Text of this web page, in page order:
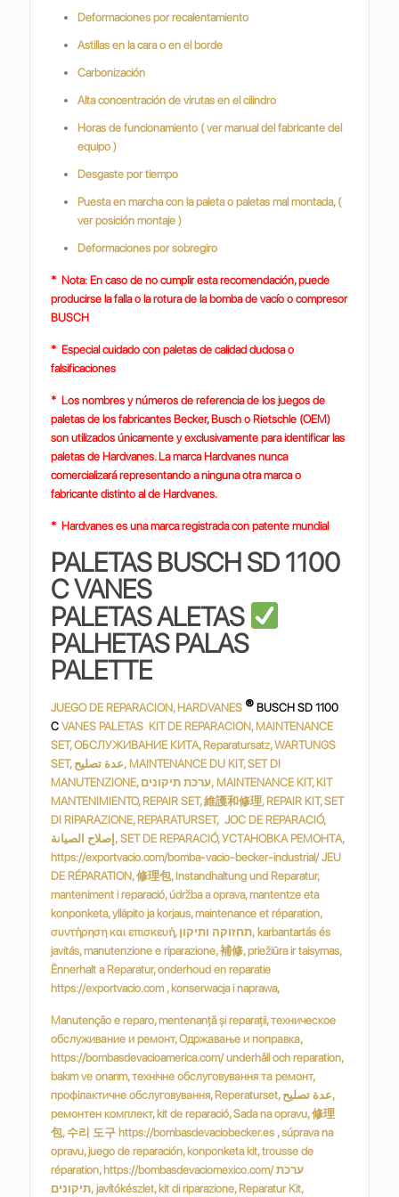
Deformaciones por recalentamiento
Astillas en la cara o en el borde
Carbonización
Alta concentración de virutas en el cilindro
Horas de funcionamiento ( ver manual del fabricante del
equipo )
Desgaste por tiempo
Puesta en marcha con la paleta o paletas mal montada, (
ver posición montaje )
Deformaciones por sobregiro
* Nota: En caso de no cumplir esta recomendación, puede
producirse la falla o la rotura de la bomba de vacío o compresor
BUSCH
* Especial cuidado con paletas de calidad dudosa o
falsificaciones
* Los nombres y números de referencia de los juegos de
paletas de los fabricantes Becker, Busch o Rietschle (OEM)
son utilizados únicamente y exclusivamente para identificar las
paletas de Hardvanes. La marca Hardvanes nunca
comercializará representando a ninguna otra marca o
fabricante distinto al de Hardvanes.
* Hardvanes es una marca registrada con patente mundial
PALETAS BUSCH SD 1100
CVANES
PALETAS ALETAS
PALHETAS PALAS
PALETTE
JUEGO DE REPARACION, HARDVANES ® BUSCH SD 1100
C VANES PALETAS KIT DE REPARACION, MAINTENANCE
SET, ОБСЛУЖИВАНИЕ КИТА, Reparatursatz, WARTUNGS
SET, عدة تصليح, MAINTENANCE DU KIT, SET DI
MANUTENZIONE, ערכת תיקונים, MAINTENANCE KIT, KIT
MANTENIMIENTO, REPAIR SET, 維護和修理, REPAIR KIT, SET
DI RIPARAZIONE, REPARATURSET, JOC DE REPARACIÓ,
إصلاح الصيانة, SET DE REPARACIÓ, УСТАНОВКА РЕМОНТА,
https://exportvacio.com/bomba-vacio-becker-industrial/ JEU
DE RÉPARATION, 修理包, Instandhaltung und Reparatur,
manteniment i reparació, údržba a oprava, mantentze eta
konponketa, ylläpito ja korjaus, maintenance et réparation,
συντήρηση και επισκευή, תחזוקה ותיקון, karbantartás és
javitás, manutenzione e riparazione, 補修, priežiūra ir taisymas,
Ënnerhalt a Reparatur, onderhoud en reparatie
https://exportvacio.com , konserwacja i naprawa,
Manutenção e reparo, mentenanță și reparații, техническое
обслуживание и ремонт, Одржавање и поправка,
https://bombasdevacioamerica.com/ underhåll och reparation,
bakım ve onarım, технічне обслуговування та ремонт,
профілактичне обслуговування, Reperaturset, عدة تصليح,
ремонтен комплект, kit de reparació, Sada na opravu, 修理
包, 수리 도구 https://bombasdevaciobecker.es , súprava na
opravu, juego de reparación, konponketa kit, trousse de
réparation, https://bombasdevaciomexico.com/ ערכת
תיקונים, javítókészlet, kit di riparazione, Reparatur Kit,